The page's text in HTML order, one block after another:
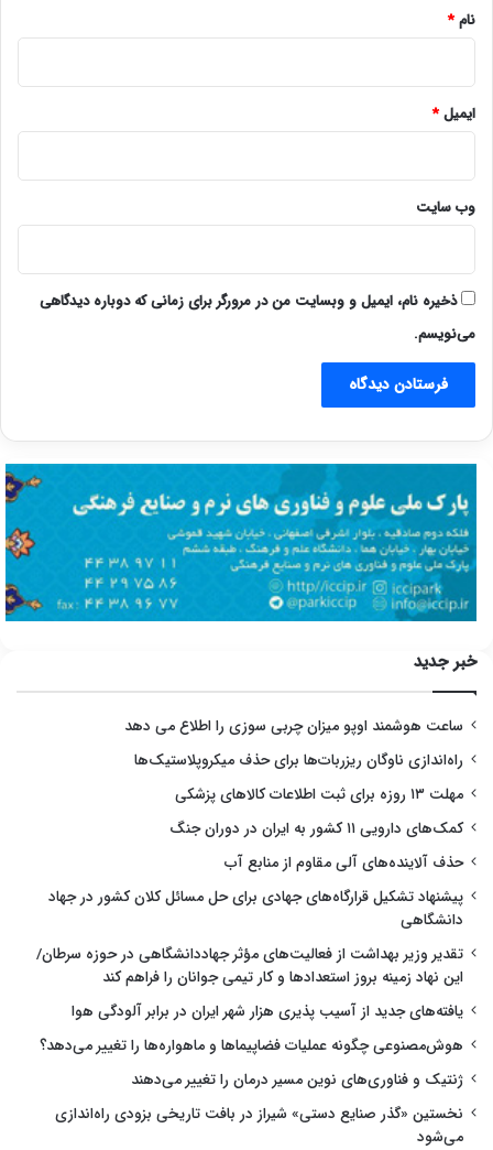
نام*
ایمیل*
وب‌ سایت
ذخیره نام، ایمیل و وبسایت من در مرورگر برای زمانی که دوباره دیدگاهی
می‌نویسم.
خبر جدید
ساعت هوشمند اوپو میزان چربی سوزی را اطلاع می دهد
راه‌اندازی ناوگان ریزربات‌ها برای حذف میکروپلاستیک‌ها
مهلت ۱۳ روزه برای ثبت اطلاعات کالاهای پزشکی
کمک‌های دارویی ۱۱ کشور به ایران در دوران جنگ
حذف آلاینده‌های آلی مقاوم از منابع آب
پیشنهاد تشکیل قرارگاه‌های جهادی برای حل مسائل کلان کشور در جهاد
دانشگاهی
تقدیر وزیر بهداشت از فعالیت‌های مؤثر جهاددانشگاهی در حوزه سرطان/
این نهاد زمینه بروز استعدادها و کار تیمی جوانان را فراهم کند
یافته‌های جدید از آسیب پذیری هزار شهر ایران در برابر آلودگی هوا
هوش‌مصنوعی چگونه عملیات فضاپیماها و ماهواره‌ها را تغییر می‌دهد؟
ژنتیک و فناوری‌های نوین مسیر درمان را تغییر می‌دهند
نخستین «گذر صنایع دستی» شیراز در بافت تاریخی بزودی راه‌اندازی
می‌شود